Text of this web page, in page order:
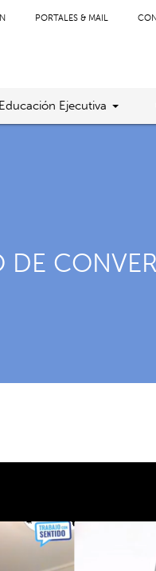
PORTALES & MAIL
Educación Ejecutiva
DE